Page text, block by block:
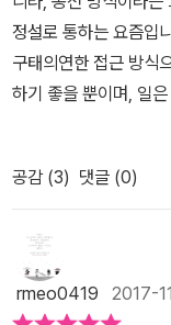
해 알게 될 것이고 많
드인, 비트토렌트 등
하나로 그런 성공을
용자 행동에 대해 끊
정설로 통하는 요즘입
구태의연한 접근 방식
하기 좋을 뿐이며, 일
방식이라며 무작정 후
뿐 아니라, 대외적으로
에조차 악영향을 끼칩
거의 마케팅을 무리하
서 기인합니다. 서양
다.'는 게 있는데, 이런
공감 (3) 댓글 (0)
rmeo0419 2017-